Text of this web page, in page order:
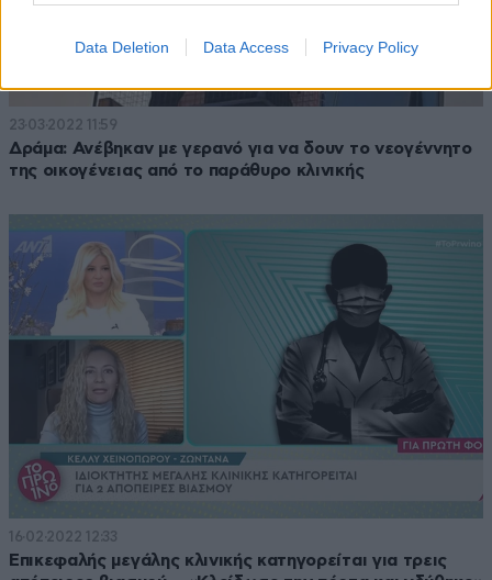
Data Deletion Data Access Privacy Policy
23·03·2022 11:59
Δράμα: Ανέβηκαν με γερανό για να δουν το νεογέννητο
της οικογένειας από το παράθυρο κλινικής
16·02·2022 12:33
Επικεφαλής μεγάλης κλινικής κατηγορείται για τρεις